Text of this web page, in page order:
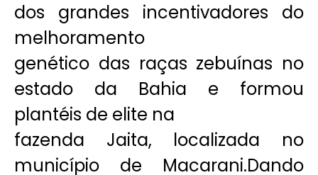
dos grandes incentivadores do
melhoramento
genético das raças zebuínas no
estado da Bahia e formou
plantéis de elite na
fazenda Jaita, localizada no
município de Macarani.Dando